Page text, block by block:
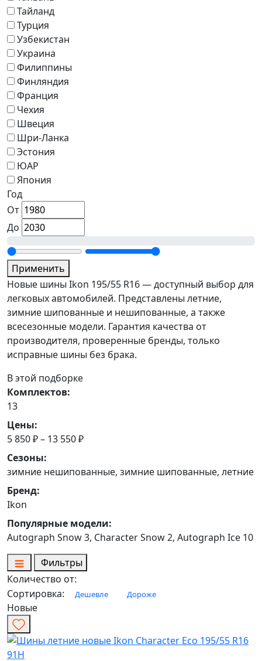
Тайланд
Турция
Узбекистан
Украина
Филиппины
Финляндия
Франция
Чехия
Швеция
Шри-Ланка
Эстония
ЮАР
Япония
Год
От
До
Применить
Новые шины Ikon 195/55 R16 — доступный выбор для
легковых автомобилей. Представлены летние,
зимние шипованные и нешипованные, а также
всесезонные модели. Гарантия качества от
производителя, проверенные бренды, только
исправные шины без брака.
В этой подборке
Комплектов:
13
Цены:
5 850 ₽ – 13 550 ₽
Сезоны:
зимние нешипованные, зимние шипованные, летние
Бренд:
Ikon
Популярные модели:
Autograph Snow 3, Character Snow 2, Autograph Ice 10
Фильтры
Количество от:
Сортировка:
Дешевле Дороже
Новые